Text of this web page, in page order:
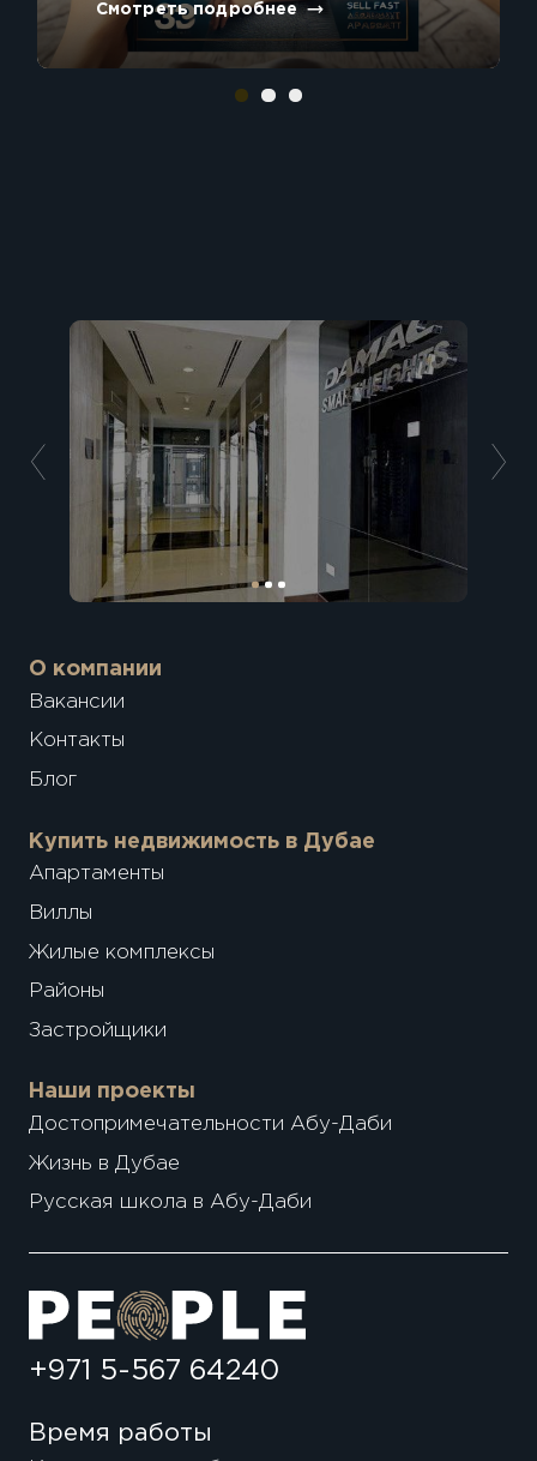
Смотреть подробнее
О компании
Вакансии
Контакты
Блог
Купить недвижимость в Дубае
Апартаменты
Виллы
Жилые комплексы
Районы
Застройщики
Наши проекты
Достопримечательности Абу-Даби
Жизнь в Дубае
Русская школа в Абу-Даби
+971 5-567 64240
Время работы